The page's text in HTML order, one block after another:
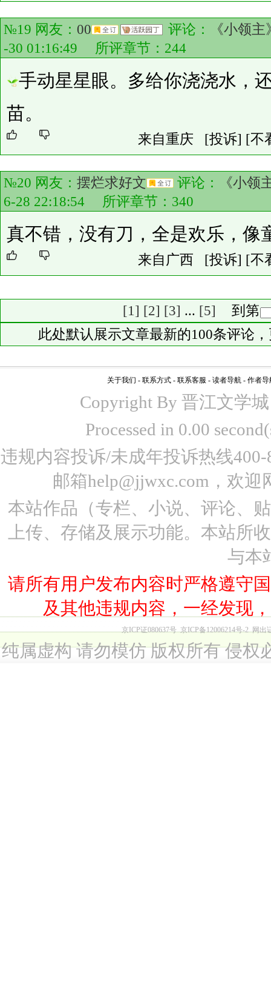
№19 网友： 00 评论：
《小领主
-30 01:16:49 所评章节： 244
手动星星眼。多给你浇浇水，
苗。
来自重庆 [投诉] [不
№20 网友： 摆烂求好文 评论：
《小领
6-28 22:18:54 所评章节： 340
真不错，没有刀，全是欢乐，像
来自广西 [投诉] [不
[1] [2] [3] ... [5]
到第
此处默认展示文章最新的100条评论
关于我们 - 联系方式 - 联系客服 - 读者导航 - 作者导
Copyright By 晋江文学
Processed in 0.00
违规内容投诉/未成年投诉热线
邮箱help@jjwxc.com，欢
本站作品（专栏、小说、评论、
上传、存储及展示功能。本站所
与本
请所有用户发布内容时严格遵守
及其他违规内容，一经发现
京ICP证080637号 京ICP备12006214号-2 网出
纯属虚构 请勿模仿 版权所有 侵权